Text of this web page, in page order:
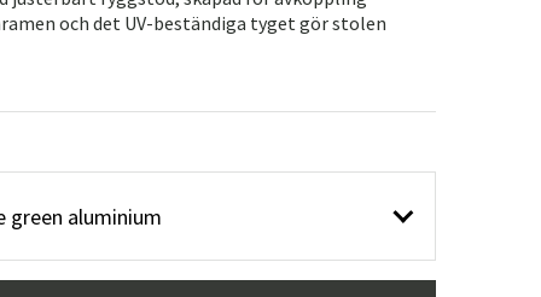
Trädgårdsredskap
Hallmöbler
och det UV-beständiga tyget gör stolen
green aluminium